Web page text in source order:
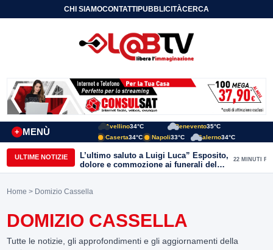
CHI SIAMOCONTATTIPUBBLICITÀCERCA
MENÙ
+
Avellino34°C Benevento35°C
Caserta34°C Napoli33°C Salerno34°C
ULTIME NOTIZIE
L’ultimo saluto a Luigi Luca” Esposito,
dolore e commozione ai funerali del
giornalista ucciso
22 MINUTI FA
Home > Domizio Cassella
DOMIZIO CASSELLA
Tutte le notizie, gli approfondimenti e gli aggiornamenti della